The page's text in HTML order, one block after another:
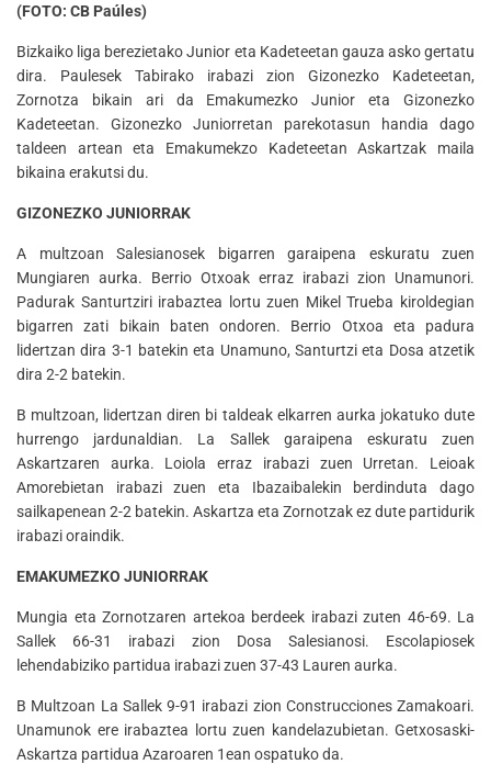
(FOTO: CB Paúles)
Bizkaiko liga berezietako Junior eta Kadeteetan gauza asko gertatu
dira. Paulesek Tabirako irabazi zion Gizonezko Kadeteetan,
Zornotza bikain ari da Emakumezko Junior eta Gizonezko
Kadeteetan. Gizonezko Juniorretan parekotasun handia dago
taldeen artean eta Emakumekzo Kadeteetan Askartzak maila
bikaina erakutsi du.
GIZONEZKO JUNIORRAK
A multzoan Salesianosek bigarren garaipena eskuratu zuen
Mungiaren aurka. Berrio Otxoak erraz irabazi zion Unamunori.
Padurak Santurtziri irabaztea lortu zuen Mikel Trueba kiroldegian
bigarren zati bikain baten ondoren. Berrio Otxoa eta padura
lidertzan dira 3-1 batekin eta Unamuno, Santurtzi eta Dosa atzetik
dira 2-2 batekin.
B multzoan, lidertzan diren bi taldeak elkarren aurka jokatuko dute
hurrengo jardunaldian. La Sallek garaipena eskuratu zuen
Askartzaren aurka. Loiola erraz irabazi zuen Urretan. Leioak
Amorebietan irabazi zuen eta Ibazaibalekin berdinduta dago
sailkapenean 2-2 batekin. Askartza eta Zornotzak ez dute partidurik
irabazi oraindik.
EMAKUMEZKO JUNIORRAK
Mungia eta Zornotzaren artekoa berdeek irabazi zuten 46-69. La
Sallek 66-31 irabazi zion Dosa Salesianosi. Escolapiosek
lehendabiziko partidua irabazi zuen 37-43 Lauren aurka.
B Multzoan La Sallek 9-91 irabazi zion Construcciones Zamakoari.
Unamunok ere irabaztea lortu zuen kandelazubietan. Getxosaski-
Askartza partidua Azaroaren 1ean ospatuko da.